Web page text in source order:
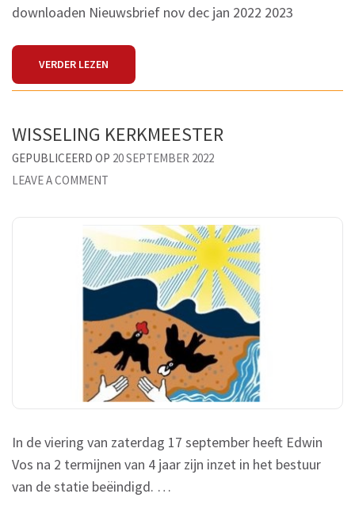
downloaden Nieuwsbrief nov dec jan 2022 2023
VERDER LEZEN
WISSELING KERKMEESTER
GEPUBLICEERD OP 20 SEPTEMBER 2022
LEAVE A COMMENT
KERKMEESTER
In de viering van zaterdag 17 september heeft Edwin
Vos na 2 termijnen van 4 jaar zijn inzet in het bestuur
van de statie beëindigd. …